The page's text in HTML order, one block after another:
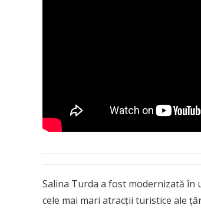
Salina Turda a fost modernizată în
cele mai mari atracții turistice ale